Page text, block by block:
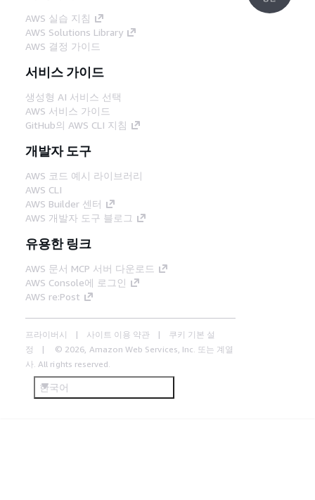
AWS 실습 지침
AWS Solutions Library
AWS 결정 가이드
서비스 가이드
생성형 AI 서비스 선택
AWS 서비스 가이드
GitHub의 AWS CLI 지침
개발자 도구
AWS 코드 예시 라이브러리
AWS CLI
AWS Builder 센터
AWS 개발자 도구 블로그
유용한 링크
AWS 문서 MCP 서버 다운로드
AWS Console에 로그인
AWS re:Post
프라이버시 사이트 이용 약관
쿠키 기본 설
정
© 2026, Amazon Web Services, Inc. 또는 계열
사. All rights reserved.
한국어